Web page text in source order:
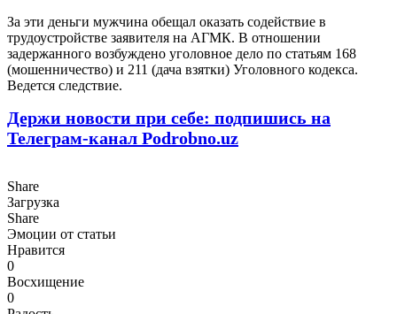
За эти деньги мужчина обещал оказать содействие в
трудоустройстве заявителя на АГМК. В отношении
задержанного возбуждено уголовное дело по статьям 168
(мошенничество) и 211 (дача взятки) Уголовного кодекса.
Ведется следствие.
Держи новости при себе: подпишись на
Телеграм-канал Podrobno.uz
Share
Загрузка
Share
Эмоции от статьи
Нравится
0
Восхищение
0